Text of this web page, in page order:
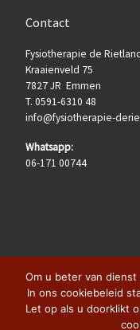
Contact
Fysiotherapie de
Kraaienveld 75
7827 JR Emmen
T. 0591-6310 48
info@fysiotherapie-
Whatsapp:
06-171 00744
Fysiotherapie
Om u beter van
In ons cookiebeleid
Let op als u doorklikt